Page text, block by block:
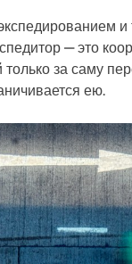
и
— это
за саму
ею.